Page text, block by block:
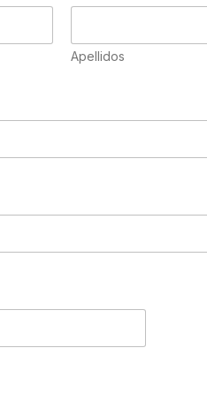
Apellidos